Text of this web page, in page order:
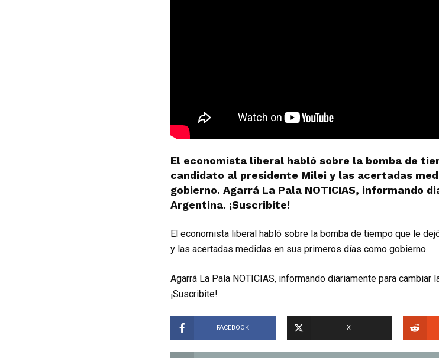
El economista liberal habló sobre la bomba de
candidato al presidente Milei y las acertadas
gobierno. Agarrá La Pala NOTICIAS, informando
Argentina. ¡Suscribite!
El economista liberal habló sobre la bomba de tiempo que le
y las acertadas medidas en sus primeros días como gobierno.
Agarrá La Pala NOTICIAS, informando diariamente para cambiar
¡Suscribite!
FACEBOOK X